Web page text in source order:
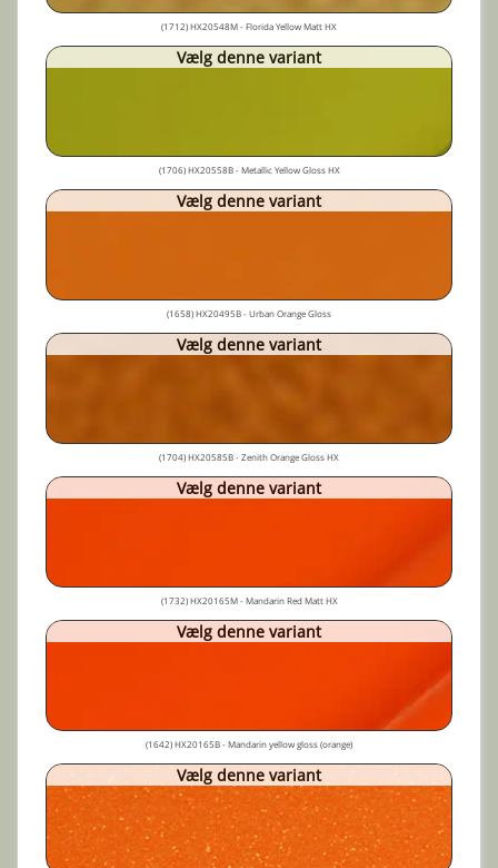
(1712) HX20548M - Florida Yellow Matt HX
Vælg denne variant
(1706) HX20558B - Metallic Yellow Gloss HX
Vælg denne variant
(1658) HX20495B - Urban Orange Gloss
Vælg denne variant
(1704) HX20585B - Zenith Orange Gloss HX
Vælg denne variant
(1732) HX20165M - Mandarin Red Matt HX
Vælg denne variant
(1642) HX20165B - Mandarin yellow gloss (orange)
Vælg denne variant